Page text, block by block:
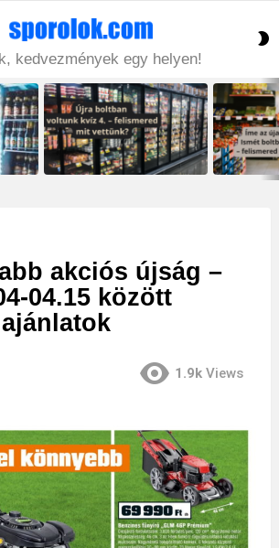
kedvezmények egy helyen!
akciós újság –
04.15 között
1.9k Views